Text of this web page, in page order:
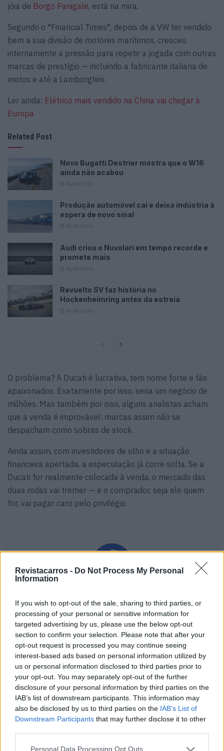
Revistacarros - Do Not Process My Personal
Information
If you wish to opt-out of the sale, sharing to third parties, or
processing of your personal or sensitive information for
targeted advertising by us, please use the below opt-out
section to confirm your selection. Please note that after your
opt-out request is processed you may continue seeing
interest-based ads based on personal information utilized by
us or personal information disclosed to third parties prior to
your opt-out. You may separately opt-out of the further
disclosure of your personal information by third parties on the
IAB’s list of downstream participants. This information may
also be disclosed by us to third parties on the IAB’s List of
Downstream Participants that may further disclose it to other
Personal Data Processing Opt Outs
jóia de Borgo Panigale, está na mira.
Segundo o *Financial Times*, depois de a VW ter vendido
bem a sua divisão de motores marítimos, cresceu
internamente a pressão para repetir a jogada com outras
marcas de prestígio — incluindo a fabricante italiana de
motos e até a Lamborghini.
Ler ainda: Elétrico mais vendido na China vai chegar à
Europa
Related Post
Novo Bugatti Destrier mostra que o W16
ainda não acabou
Produção automóvel cai e deixa indústria à
espera de novo sinal
Audi criou o Nuvolari em tempo recorde e
promete mais
Revuelto SV faz história no
Hockenheimring antes da estreia
O problema? A Ducati é lucrativa, tem nome forte e fãs
apaixonados. Exatamente por isso, seria um negócio de
milhões. Mas também por isso, alguns analistas acham
que a venda é improvável: marcas assim não se
despacham como sobras de stock.
Ainda assim, com investidores de olho e a situação
financeira apertada, a especulação já corre solta. Se a
Ducati for realmente colocada à venda, o mercado das
duas rodas vai tremer — e o comprador, seja ele quem
for, vai pagar caro pelo privilégio.
Related Posts